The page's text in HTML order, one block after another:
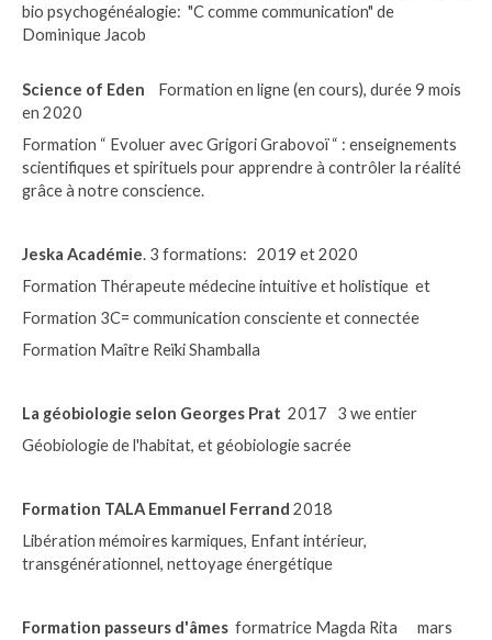
bio psychogénéalogie: "C comme communication" de
Dominique Jacob
Science of Eden Formation en ligne (en cours), durée 9 mois
en 2020
Formation “ Evoluer avec Grigori Grabovoï “ : enseignements
scientifiques et spirituels pour apprendre à contrôler la réalité
grâce à notre conscience.
Jeska Académie. 3 formations: 2019 et 2020
Formation Thérapeute médecine intuitive et holistique et
Formation 3C= communication consciente et connectée
Formation Maître Reïki Shamballa
La géobiologie selon Georges Prat 2017 3 we entier
Géobiologie de l'habitat, et géobiologie sacrée
Formation TALA Emmanuel Ferrand 2018
Libération mémoires karmiques, Enfant intérieur,
transgénérationnel, nettoyage énergétique
Formation passeurs d'âmes formatrice Magda Rita mars